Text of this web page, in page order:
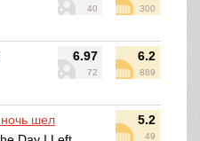
40 300
6.97
72
6.2
889
5.2
49
шел